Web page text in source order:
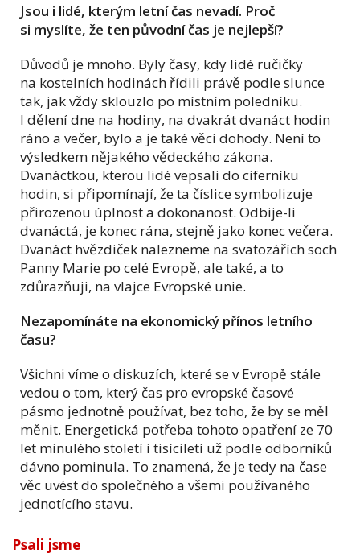
Jsou i lidé, kterým letní čas nevadí. Proč
si myslíte, že ten původní čas je nejlepší?
Důvodů je mnoho. Byly časy, kdy lidé ručičky
na kostelních hodinách řídili právě podle slunce
tak, jak vždy sklouzlo po místním poledníku.
I dělení dne na hodiny, na dvakrát dvanáct hodin
ráno a večer, bylo a je také věcí dohody. Není to
výsledkem nějakého vědeckého zákona.
Dvanáctkou, kterou lidé vepsali do ciferníku
hodin, si připomínají, že ta číslice symbolizuje
přirozenou úplnost a dokonanost. Odbije-li
dvanáctá, je konec rána, stejně jako konec večera.
Dvanáct hvězdiček nalezneme na svatozářích soch
Panny Marie po celé Evropě, ale také, a to
zdůrazňuji, na vlajce Evropské unie.
Nezapomínáte na ekonomický přínos letního
času?
Všichni víme o diskuzích, které se v Evropě stále
vedou o tom, který čas pro evropské časové
pásmo jednotně používat, bez toho, že by se měl
měnit. Energetická potřeba tohoto opatření ze 70
let minulého století i tisíciletí už podle odborníků
dávno pominula. To znamená, že je tedy na čase
věc uvést do společného a všemi používaného
jednotícího stavu.
Psali jsme